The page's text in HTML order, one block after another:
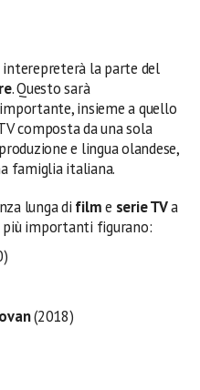
interepreterà la parte del
. Questo sarà
insieme a quello
composta da una sola
e lingua olandese,
famiglia italiana.
lunga di filme serie TVa
più importanti figurano:
(2018)